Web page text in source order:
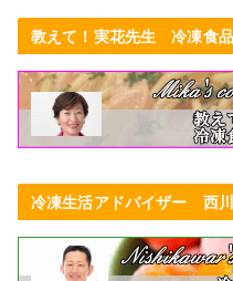
教えて！実花先生 冷凍食
冷凍生活アドバイザー 西